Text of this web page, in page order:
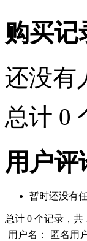
购买记
还没有
总计 0
用户评
暂时还没有
总计 0 个记录，共
用户名：
匿名用